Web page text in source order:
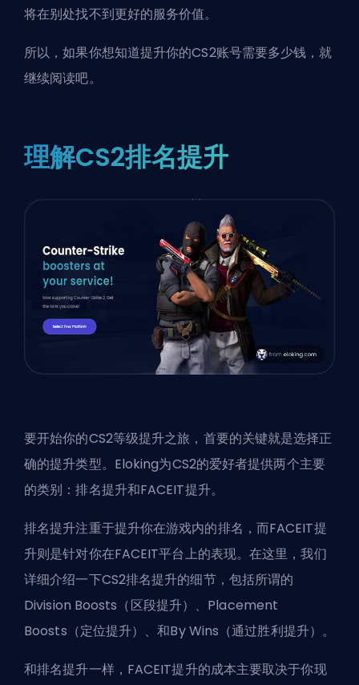
将在别处找不到更好的服务价值。
所以，如果你想知道提升你的CS2账号需要多少钱，就
继续阅读吧。
理解CS2排名提升
要开始你的CS2等级提升之旅，首要的关键就是选择正
确的提升类型。Eloking为CS2的爱好者提供两个主要
的类别：排名提升和FACEIT提升。
排名提升注重于提升你在游戏内的排名，而FACEIT提
升则是针对你在FACEIT平台上的表现。在这里，我们
详细介绍一下CS2排名提升的细节，包括所谓的
Division Boosts（区段提升）、Placement
Boosts（定位提升）、和By Wins（通过胜利提升）。
和排名提升一样，FACEIT提升的成本主要取决于你现